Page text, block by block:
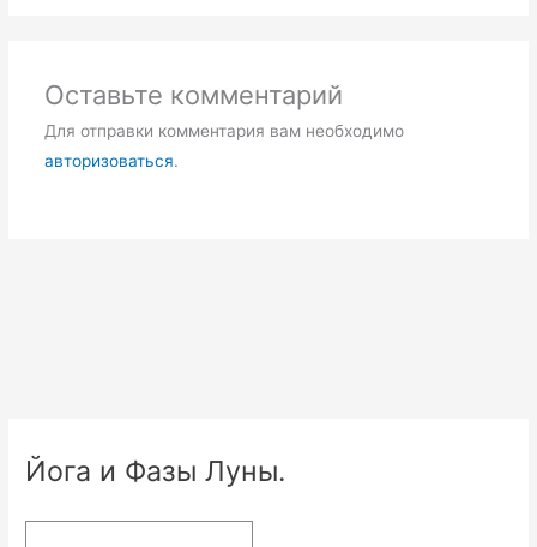
Оставьте комментарий
Для отправки комментария вам необходимо
авторизоваться.
Йога и Фазы Луны.